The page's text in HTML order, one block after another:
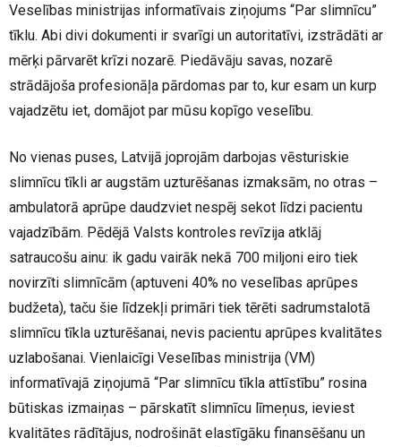
Veselības ministrijas informatīvais ziņojums “Par slimnīcu”
tīklu. Abi divi dokumenti ir svarīgi un autoritatīvi, izstrādāti ar
mērķi pārvarēt krīzi nozarē. Piedāvāju savas, nozarē
strādājoša profesionāļa pārdomas par to, kur esam un kurp
vajadzētu iet, domājot par mūsu kopīgo veselību.
No vienas puses, Latvijā joprojām darbojas vēsturiskie
slimnīcu tīkli ar augstām uzturēšanas izmaksām, no otras –
ambulatorā aprūpe daudzviet nespēj sekot līdzi pacientu
vajadzībām. Pēdējā Valsts kontroles revīzija atklāj
satraucošu ainu: ik gadu vairāk nekā 700 miljoni eiro tiek
novirzīti slimnīcām (aptuveni 40% no veselības aprūpes
budžeta), taču šie līdzekļi primāri tiek tērēti sadrumstalotā
slimnīcu tīkla uzturēšanai, nevis pacientu aprūpes kvalitātes
uzlabošanai. Vienlaicīgi Veselības ministrija (VM)
informatīvajā ziņojumā “Par slimnīcu tīkla attīstību” rosina
būtiskas izmaiņas – pārskatīt slimnīcu līmeņus, ieviest
kvalitātes rādītājus, nodrošināt elastīgāku finansēšanu un